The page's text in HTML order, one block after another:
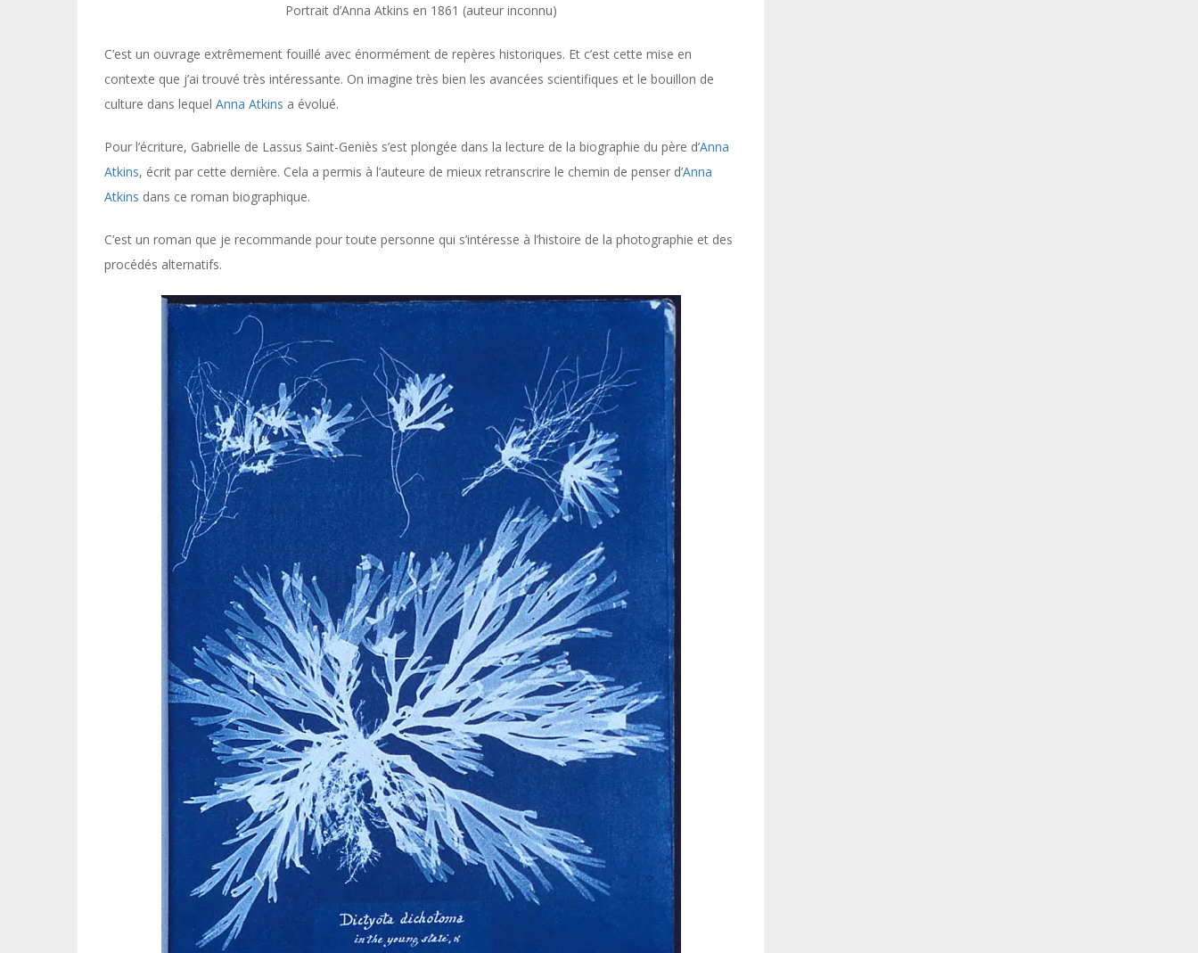
Portrait d’Anna Atkins en 1861 (auteur inconnu)
C’est un ouvrage extrêmement fouillé avec énormément de repères historiques. Et c’est cette mise en
contexte que j’ai trouvé très intéressante. On imagine très bien les avancées scientifiques et le bouillon de
culture dans lequel Anna Atkins a évolué.
Pour l’écriture, Gabrielle de Lassus Saint-Geniès s’est plongée dans la lecture de la biographie du père d’Anna
Atkins, écrit par cette dernière. Cela a permis à l’auteure de mieux retranscrire le chemin de penser d’Anna
Atkins dans ce roman biographique.
C’est un roman que je recommande pour toute personne qui s’intéresse à l’histoire de la photographie et des
procédés alternatifs.